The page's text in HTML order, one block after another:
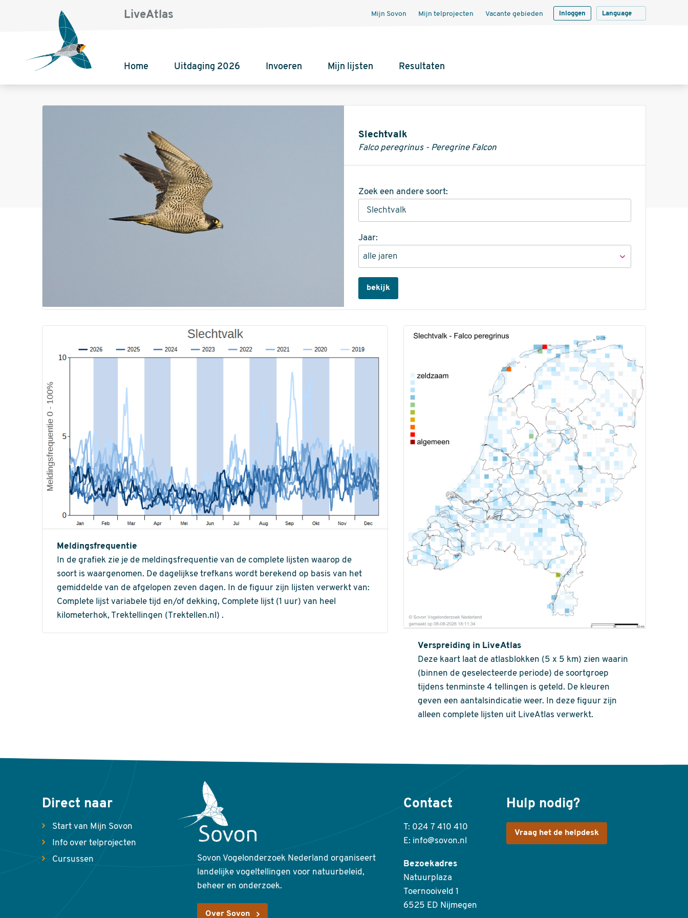
LiveAtlas Mijn Sovon Mijn telprojecten Vacante gebieden Inloggen Language
Home Uitdaging 2026 Invoeren Mijn lijsten Resultaten
Informatie
Slechtvalk
Falco peregrinus - Peregrine Falcon
Zoek een andere soort:
Jaar:
bekijk
Meldingsfrequentie
In de grafiek zie je de meldingsfrequentie van de complete lijsten waarop de
soort is waargenomen. De dagelijkse trefkans wordt berekend op basis van het
gemiddelde van de afgelopen zeven dagen. In de figuur zijn lijsten verwerkt van:
Complete lijst variabele tijd en/of dekking, Complete lijst (1 uur) van heel
kilometerhok, Trektellingen (Trektellen.nl) .
Verspreiding in LiveAtlas
Deze kaart laat de atlasblokken (5 x 5 km) zien waarin
(binnen de geselecteerde periode) de soortgroep
tijdens tenminste 4 tellingen is geteld. De kleuren
geven een aantalsindicatie weer. In deze figuur zijn
alleen complete lijsten uit LiveAtlas verwerkt.
Direct naar
Start van Mijn Sovon
Info over telprojecten
Cursussen
Sovon Vogelonderzoek Nederland organiseert
landelijke vogeltellingen voor natuurbeleid,
beheer en onderzoek.
Over Sovon
Contact
T: 024 7 410 410
E: info@sovon.nl
Bezoekadres
Natuurplaza
Toernooiveld 1
6525 ED Nijmegen
Hulp nodig?
Vraag het de helpdesk